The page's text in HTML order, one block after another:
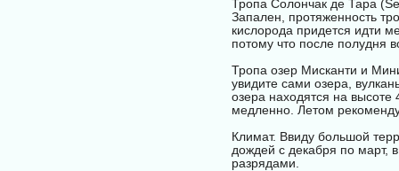
Тропа Солончак де Тара
Запален, протяженность
кислорода придется идти
потому что после полудня
Тропа озер Мисканти и
увидите сами озера,
озера находятся на
медленно. Летом
Климат. Ввиду большой
дождей с декабря по март,
разрядами.